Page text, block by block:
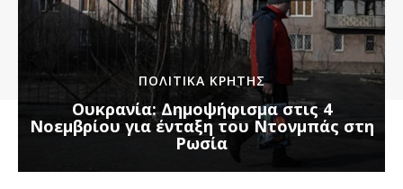
ΠΟΛΙΤΙΚΆ ΚΡΉΤΗΣ
Ουκρανία: Δημοψήφισμα στις 4
Νοεμβρίου για ένταξη του Ντονμπάς στη
Ρωσία